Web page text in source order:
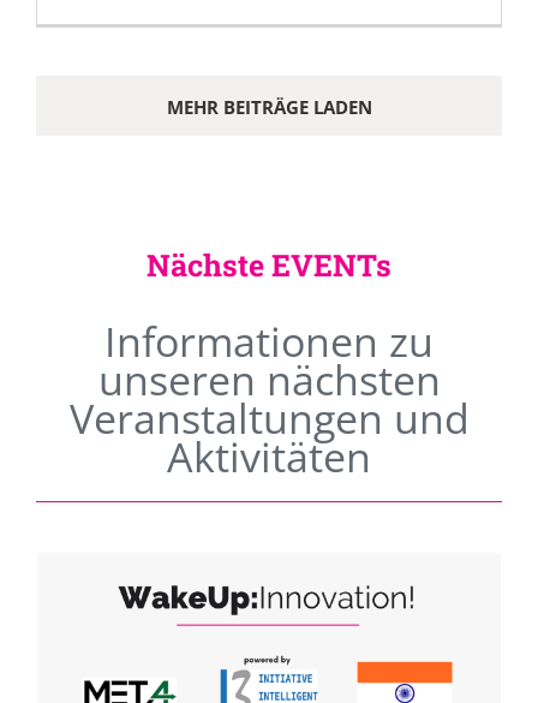
MEHR BEITRÄGE LADEN
Nächste EVENTs
Informationen zu
unseren nächsten
Veranstaltungen und
Aktivitäten